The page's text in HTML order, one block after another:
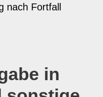
nach Fortfall
in